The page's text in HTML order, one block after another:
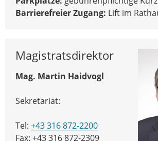
Barrierefreier Zugang: Lift im
Magistratsdirektor
Mag. Martin Haidvogl
Sekretariat:
Tel: +43 316 872-2200
Fax: +43 316 872-2309